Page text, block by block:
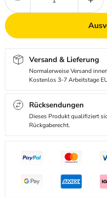
Versand & Lieferung
Normalerweise Versand
Kostenlos 3-7 Arbeitstage
Rücksendungen
Dieses Produkt qualifiziert
Rückgaberecht.